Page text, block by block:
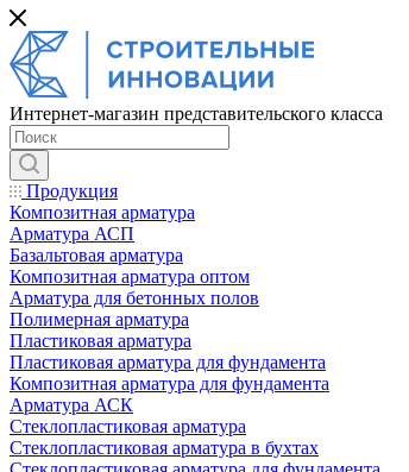
Интернет-магазин представительского класса
Продукция
Композитная арматура
Арматура АСП
Базальтовая арматура
Композитная арматура оптом
Арматура для бетонных полов
Полимерная арматура
Пластиковая арматура
Пластиковая арматура для фундамента
Композитная арматура для фундамента
Арматура АСК
Cтеклопластиковая арматура
Стеклопластиковая арматура в бухтах